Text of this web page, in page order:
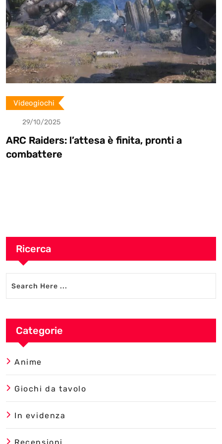
l’attesa è finita, pronti a
Ricerca
Categorie
Anime
Giochi da tavolo
In evidenza